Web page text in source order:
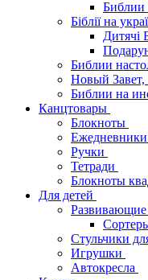
Библии
Біблії на
Дитячі
Библии
Новый
Библии на
Канцтовары
Блокноты
Ежедневники
Ручки
Тетради
Блокноты
Для детей
Стульчики
Игрушки
Автокресла